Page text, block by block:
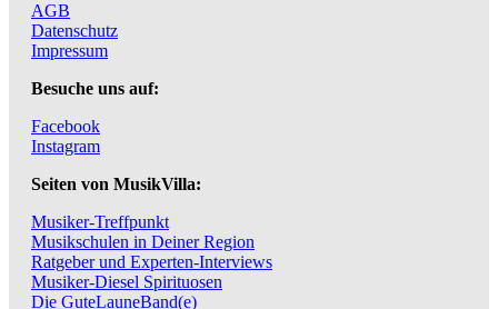
AGB
Datenschutz
Impressum
Besuche uns auf:
Facebook
Instagram
Seiten von MusikVilla:
Musiker-Treffpunkt
Musikschulen in Deiner Region
Ratgeber und Experten-Interviews
Musiker-Diesel Spirituosen
Die GuteLauneBand(e)